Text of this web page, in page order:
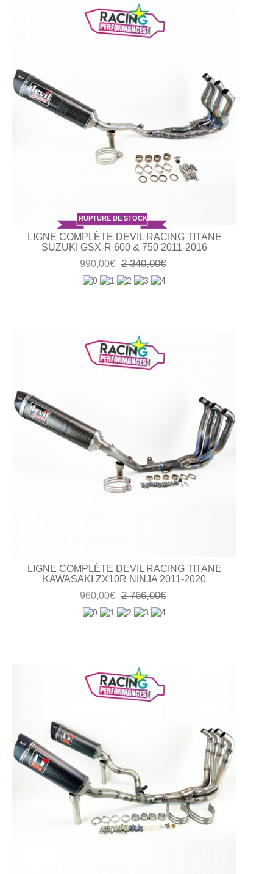
RUPTURE DE STOCK
LIGNE COMPLÈTE DEVIL RACING TITANE
SUZUKI GSX-R 600 & 750 2011-2016
990,00€ 2 340,00€
LIGNE COMPLÈTE DEVIL RACING TITANE
KAWASAKI ZX10R NINJA 2011-2020
960,00€ 2 766,00€